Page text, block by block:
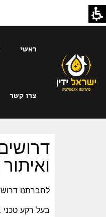
ראשי
צרו קשר
לחברתנו דרוש
בעל רקע טכני